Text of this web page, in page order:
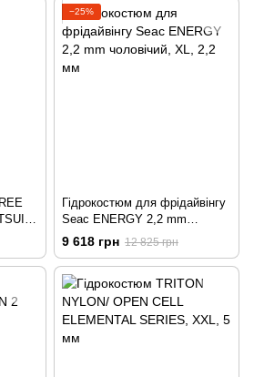
−25%
Гідрокостюм для фрідайвінгу
Seac ENERGY 2,2 mm
чоловічий, XL, 2,2 мм
9 618 грн 12 825 грн